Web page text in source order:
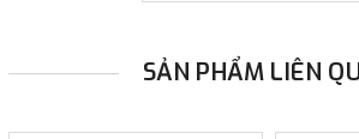
SẢN PHẨM LIÊN